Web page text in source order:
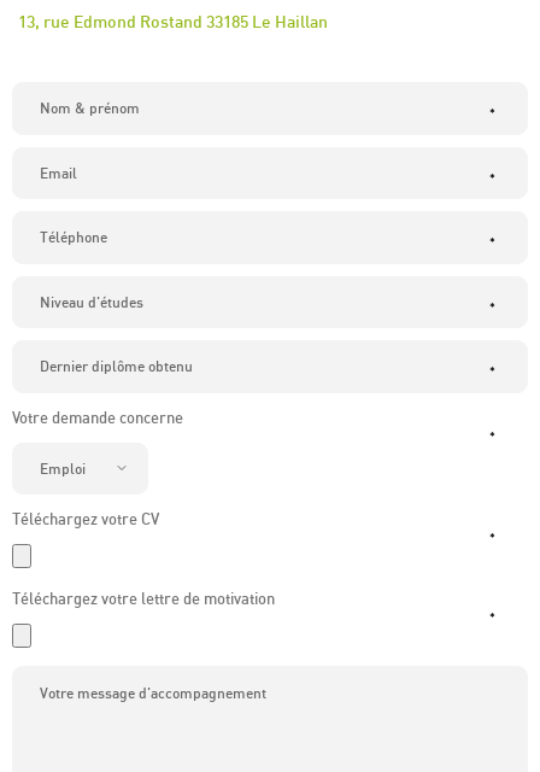
13, rue Edmond Rostand 33185 Le Haillan
*
*
*
*
*
*
Votre demande concerne
*
Téléchargez votre CV
*
Téléchargez votre lettre de motivation